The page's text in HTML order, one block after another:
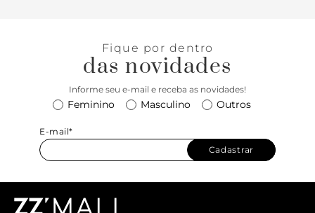
Fique por dentro
das novidades
Informe seu e-mail e receba as novidades!
Feminino Masculino Outros
E-mail*
Cadastrar